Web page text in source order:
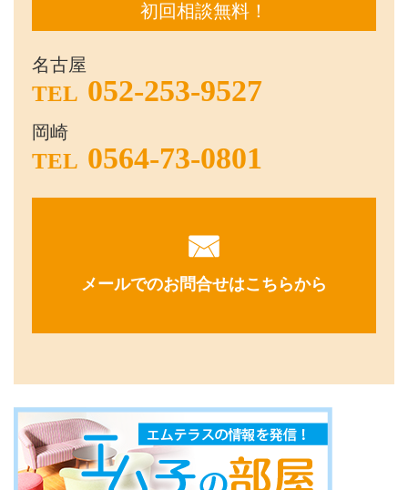
初回相談無料！
名古屋
TEL 052-253-9527
岡崎
TEL 0564-73-0801
メールでのお問合せはこちらから